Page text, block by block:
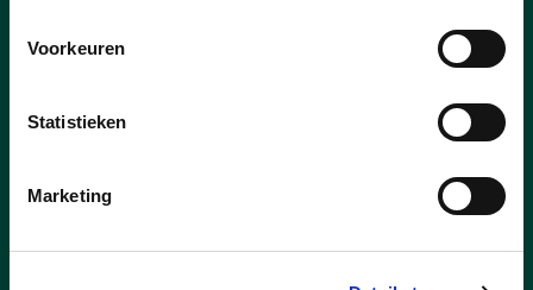
Voorkeuren
Statistieken
Marketing
Nieuwe concessionaris voor
Goed nieuws voor de inwoners van Klein-